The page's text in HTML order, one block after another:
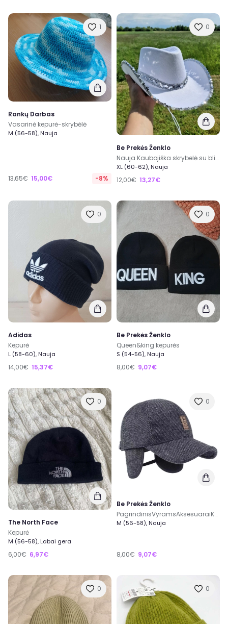
1
Rankų Darbas
Vasarinė kepurė-skrybėlė
M (56-58), Nauja
13,65€ 15,00€ -8%
0
Be Prekės Ženklo
Nauja Kaubojiška skrybelė su blizgučiais. Mergvakario kepurė. Cowboy. Cowgirl. Bachelorette party
XL (60-62), Nauja
12,00€ 13,27€
0
Adidas
Kepurė
L (58-60), Nauja
14,00€ 15,37€
0
Be Prekės Ženklo
Queen&king kepurės
S (54-56), Nauja
8,00€ 9,07€
0
The North Face
Kepurė
M (56-58), Labai gera
6,00€ 6,97€
0
Be Prekės Ženklo
PagrindinisVyramsAksesuaraiKepurės ir skrybėlėsKepurės su snapeliu Nario prekės Panašios prekės Šiltesnė kepurė.
M (56-58), Nauja
8,00€ 9,07€
0 0